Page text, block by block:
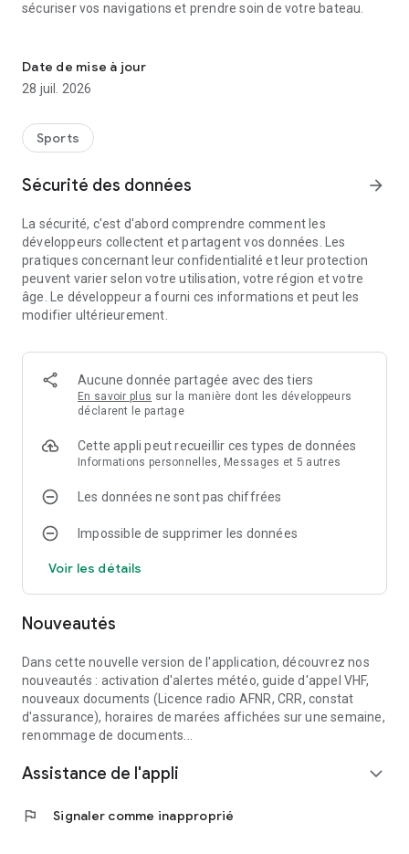
sécuriser vos navigations et prendre soin de votre bateau.
vous accompagne toute l’année à terre comme en mer, en
France et à l’étranger, même sans connexion.
• Météo marine, alertes météo, horaires de marées, cartes
mer et naviguer en toute sécurité.
• Matériel de bord, armement de sécurité, journal de bord,
entretien et réparation, documents : pour gérer votre bateau,
rester conforme et organisé.
• Assistance, secours et déclaration de sinistre : pour vous
accompagner en cas d’imprévus.
• Espace assurance : accès directs à vos contrats, garanties,
parrainage, APRIL Marine Académie, attestations
d’assurance.
clients APRIL Marine.
Date de mise à jour
28 juil. 2026
Sports
Sécurité des données arrow_forward
La sécurité, c'est d'abord comprendre comment les
développeurs collectent et partagent vos données. Les
pratiques concernant leur confidentialité et leur protection
peuvent varier selon votre utilisation, votre région et votre
âge. Le développeur a fourni ces informations et peut les
modifier ultérieurement.
Aucune donnée partagée avec des tiers
En savoir plus sur la manière dont les développeurs
déclarent le partage
Cette appli peut recueillir ces types de données
Informations personnelles, Messages et 5 autres
Les données ne sont pas chiffrées
Impossible de supprimer les données
Voir les détails
Nouveautés
Dans cette nouvelle version de l'application, découvrez nos
nouveautés : activation d'alertes météo, guide d'appel VHF,
nouveaux documents (Licence radio AFNR, CRR, constat
d'assurance), horaires de marées affichées sur une semaine,
renommage de documents...
Assistance de l'appli expand_more
flag Signaler comme inapproprié